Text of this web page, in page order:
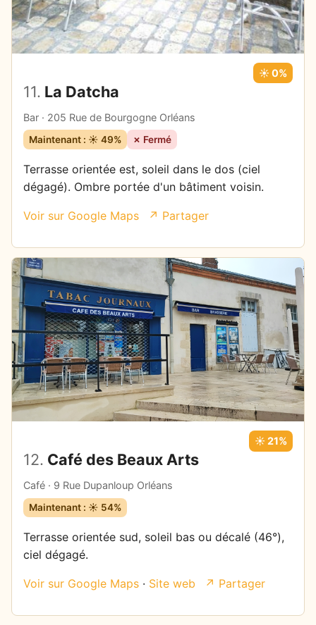
11. La Datcha
Bar · 205 Rue de Bourgogne Orléans
☀️ 0%
Maintenant : ☀️ 49% ✗ Fermé
Terrasse orientée est, soleil dans le dos (ciel
dégagé). Ombre portée d'un bâtiment voisin.
Voir sur Google Maps ↗ Partager
12. Café des Beaux Arts
Café · 9 Rue Dupanloup Orléans
☀️ 21%
Maintenant : ☀️ 54%
Terrasse orientée sud, soleil bas ou décalé (46°),
ciel dégagé.
Voir sur Google Maps · Site web ↗ Partager